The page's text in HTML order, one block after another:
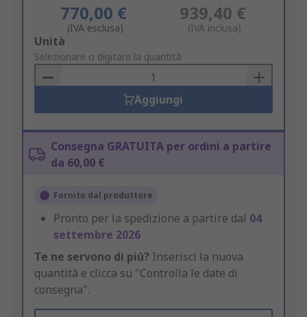
770,00 €
(IVA esclusa)
939,40 €
(IVA inclusa)
Add
to
Basket
Unità
Selezionare o digitare la quantità
Aggiungi
Consegna GRATUITA per ordini a partire
da 60,00 €
Fornito dal produttore
Pronto per la spedizione a partire dal 04
settembre 2026
Te ne servono di più? Inserisci la nuova
quantità e clicca su "Controlla le date di
consegna".